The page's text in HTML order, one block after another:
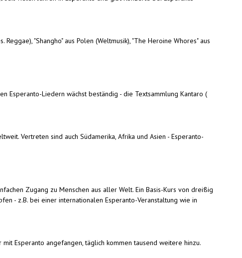
"Shangho" aus Polen (Weltmusik), "The Heroine Whores" aus
Esperanto-Liedern wächst beständig - die Textsammlung Kantaro (
Vertreten sind auch Südamerika, Afrika und Asien - Esperanto-
Zugang zu Menschen aus aller Welt. Ein Basis-Kurs von dreißig
- z.B. bei einer internationalen Esperanto-Veranstaltung wie in
Esperanto angefangen, täglich kommen tausend weitere hinzu.